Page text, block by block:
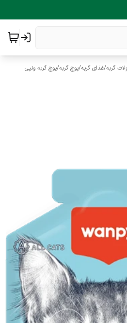
گربه/غذای گربه/پوچ گربه/پوچ گربه ونپی